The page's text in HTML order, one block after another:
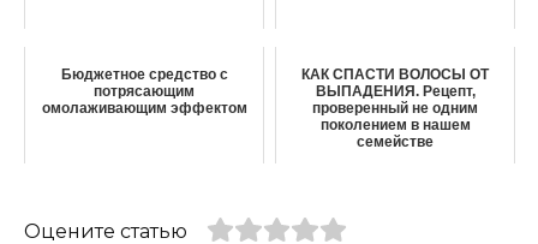
Бюджетное средство с
потрясающим
омолаживающим эффектом
КАК СПАСТИ ВОЛОСЫ ОТ
ВЫПАДЕНИЯ. Рецепт,
проверенный не одним
поколением в нашем
семействе
Оцените статью